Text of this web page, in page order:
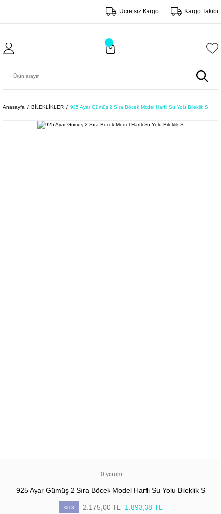
Ücretsiz Kargo Kargo Takibi
Anasayfa BİLEKLİKLER 925 Ayar Gümüş 2 Sıra Böcek Model Harfli Su Yolu Bileklik S
0 yorum
925 Ayar Gümüş 2 Sıra Böcek Model Harfli Su Yolu Bileklik S
%13 2.175,00 TL 1.893,38 TL